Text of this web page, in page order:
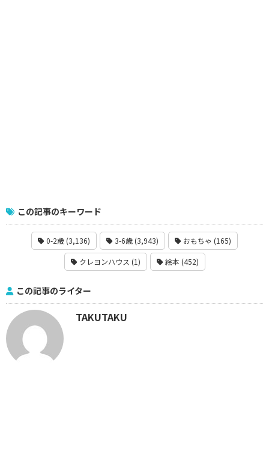
この記事のキーワード
0-2歳 (3,136) 3-6歳 (3,943) おもちゃ (165)
クレヨンハウス (1) 絵本 (452)
この記事のライター
TAKUTAKU